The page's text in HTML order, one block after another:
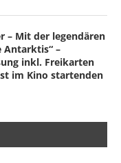
– Mit der legendären
Antarktis“ –
inkl. Freikarten
im Kino startenden